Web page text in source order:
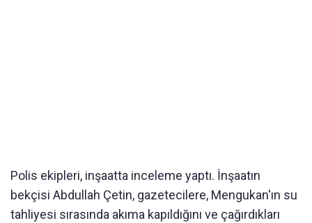
Polis ekipleri, inşaatta inceleme yaptı. İnşaatın
bekçisi Abdullah Çetin, gazetecilere, Mengukan'ın su
tahliyesi sırasında akıma kapıldığını ve çağırdıkları